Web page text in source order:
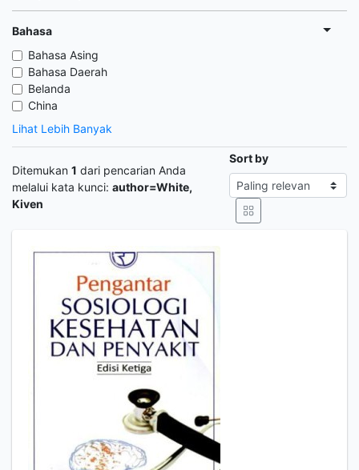
Bahasa
Bahasa Asing
Bahasa Daerah
Belanda
China
Lihat Lebih Banyak
Ditemukan 1 dari pencarian Anda
melalui kata kunci: author=White,
Kiven
Sort by